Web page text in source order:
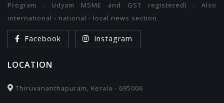
Program . Udyam MSME and GST registered) . Also
international - national - local news section.
Facebook Instagram
LOCATION
Thiruvananthapuram, Kerala - 695006